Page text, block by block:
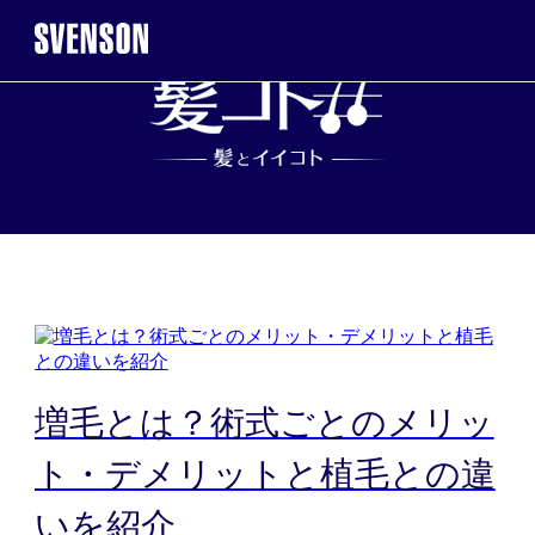
まずは無料相談を。お気軽にご来店くだ
0120-17-7109
ご契約者様
増毛とは？術式ごとのメリッ
ト・デメリットと植毛との違
いを紹介